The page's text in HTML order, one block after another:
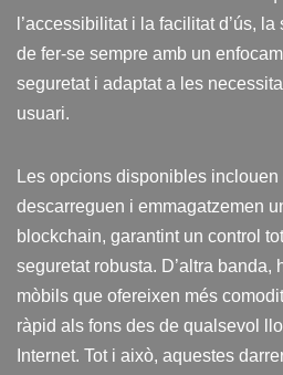
l’accessibilitat i la facilitat d’ús,
de fer-se sempre amb un
seguretat i adaptat a les
usuari.
Les opcions disponibles
descarreguen i emmagatzemen
blockchain, garantint un control
seguretat robusta. D’altra banda,
mòbils que ofereixen més
ràpid als fons des de qualsevol
Internet. Tot i això, aquestes